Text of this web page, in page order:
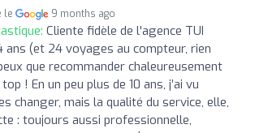
le 9 months ago
Cliente fidèle de l'agence TUI
ans (et 24 voyages au compteur, rien
que recommander chaleureusement
! En un peu plus de 10 ans, j’ai vu
changer, mais la qualité du service, elle,
: toujours aussi professionnelle,